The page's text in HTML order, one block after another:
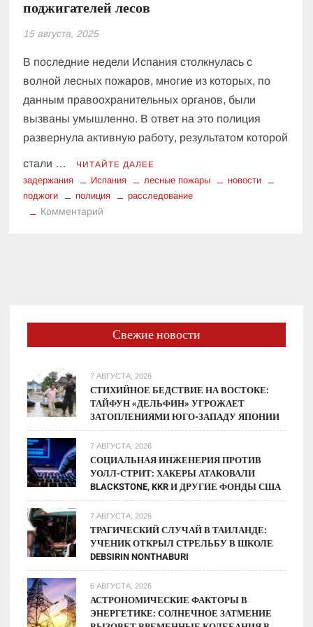
поджигателей лесов
15 августа, 2025
В последние недели Испания столкнулась с
волной лесных пожаров, многие из которых, по
данным правоохранительных органов, были
вызваны умышленно. В ответ на это полиция
развернула активную работу, результатом которой
стали … ЧИТАЙТЕ ДАЛЕЕ
задержания Испания лесные пожары
новости
поджоги
полиция расследование
Комментарий
Свежие новости
7 АВГУСТА, 2026
СТИХИЙНОЕ БЕДСТВИЕ НА ВОСТОКЕ:
ТАЙФУН «ДЕЛЬФИН» УГРОЖАЕТ
ЗАТОПЛЕНИЯМИ ЮГО-ЗАПАДУ ЯПОНИИ
7 АВГУСТА, 2026
СОЦИАЛЬНАЯ ИНЖЕНЕРИЯ ПРОТИВ
УОЛЛ-СТРИТ: ХАКЕРЫ АТАКОВАЛИ
BLACKSTONE, KKR И ДРУГИЕ ФОНДЫ США
7 АВГУСТА, 2026
ТРАГИЧЕСКИЙ СЛУЧАЙ В ТАИЛАНДЕ:
УЧЕНИК ОТКРЫЛ СТРЕЛЬБУ В ШКОЛЕ
DEBSIRIN NONTHABURI
6 АВГУСТА, 2026
АСТРОНОМИЧЕСКИЕ ФАКТОРЫ В
ЭНЕРГЕТИКЕ: СОЛНЕЧНОЕ ЗАТМЕНИЕ